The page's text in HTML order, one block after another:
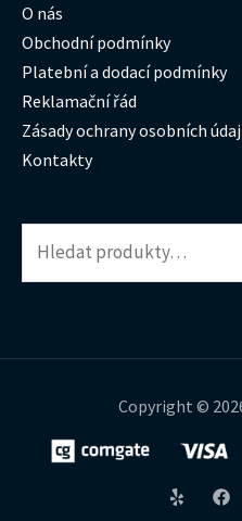
O nás
Obchodní podmínky
Platební a dodací podmínky
Reklamační řád
Zásady ochrany osobních
Kontakty
Copyright ©